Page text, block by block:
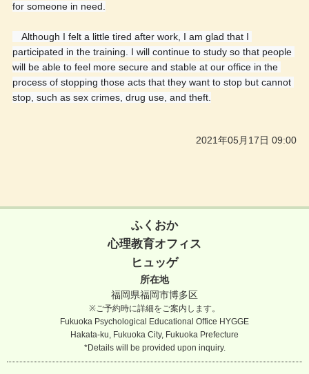
for someone in need.
Although I felt a little tired after work, I am glad that I
participated in the training. I will continue to study so that people
will be able to feel more secure and stable at our office in the
process of stopping those acts that they want to stop but cannot
stop, such as sex crimes, drug use, and theft.
2021年05月17日 09:00
ふくおか
心理教育オフィス
ヒュッゲ
所在地
福岡県福岡市博多区
※ご予約時に詳細をご案内します。
Fukuoka Psychological Educational Office HYGGE
Hakata-ku, Fukuoka City, Fukuoka Prefecture
*Details will be provided upon inquiry.